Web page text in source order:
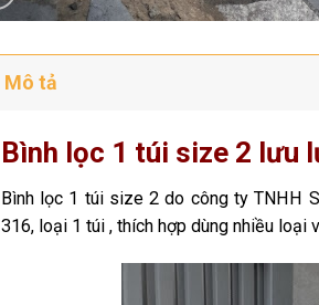
Mô tả
Bình lọc 1 túi size 2 lưu
Bình lọc 1 túi size 2 do công ty TNHH
316, loại 1 túi , thích hợp dùng nhiều loại